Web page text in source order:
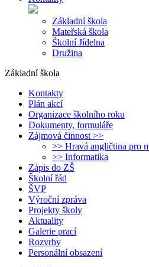
Základní škola
Mateřská škola
Školní Jídelna
Družina
Základní škola
Kontakty
Plán akcí
Organizace školního roku
Dokumenty, formuláře
Zájmová činnost >>
>> Hravá angličtina pro
>> Informatika
Zápis do ZŠ
Školní řád
ŠVP
Výroční zpráva
Projekty školy
Aktuality
Galerie prací
Rozvrhy
Personální obsazení